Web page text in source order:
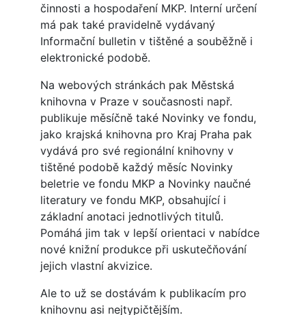
činnosti a hospodaření MKP. Interní určení
má pak také pravidelně vydávaný
Informační bulletin v tištěné a souběžně i
elektronické podobě.
Na webových stránkách pak Městská
knihovna v Praze v současnosti např.
publikuje měsíčně také Novinky ve fondu,
jako krajská knihovna pro Kraj Praha pak
vydává pro své regionální knihovny v
tištěné podobě každý měsíc Novinky
beletrie ve fondu MKP a Novinky naučné
literatury ve fondu MKP, obsahující i
základní anotaci jednotlivých titulů.
Pomáhá jim tak v lepší orientaci v nabídce
nové knižní produkce při uskutečňování
jejich vlastní akvizice.
Ale to už se dostávám k publikacím pro
knihovnu asi nejtypičtějším.